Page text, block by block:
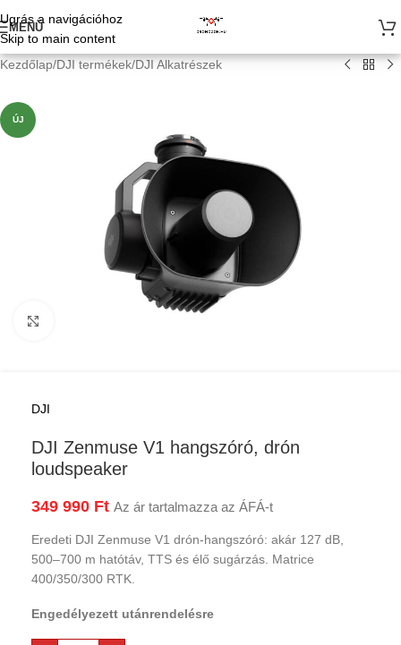
Ugrás a navigációhoz
Skip to main content
MENÜ
Kezdőlap/DJI termékek/DJI Alkatrészek
ÚJ
DJI
DJI Zenmuse V1 hangszóró, drón
loudspeaker
349 990 Ft Az ár tartalmazza az ÁFÁ-t
Eredeti DJI Zenmuse V1 drón-hangszóró: akár 127 dB,
500–700 m hatótáv, TTS és élő sugárzás. Matrice
400/350/300 RTK.
Engedélyezett utánrendelésre